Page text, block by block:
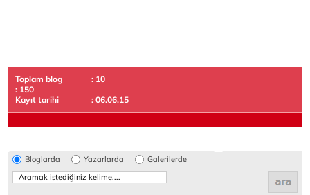
Toplam blog
: 10
: 150
Kayıt tarihi
: 06.06.15
Bloglarda Yazarlarda Galerilerde